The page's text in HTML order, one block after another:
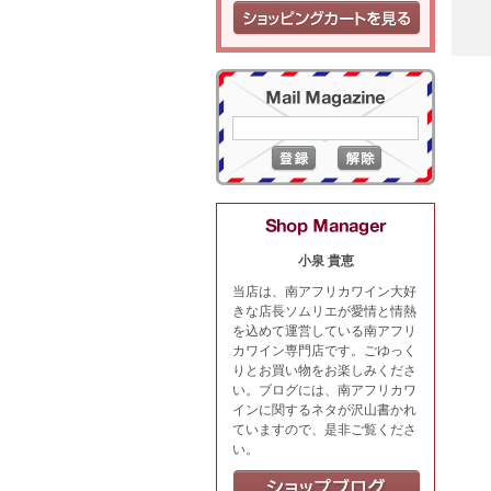
小泉 貴恵
当店は、南アフリカワイン大好
きな店長ソムリエが愛情と情熱
を込めて運営している南アフリ
カワイン専門店です。ごゆっく
りとお買い物をお楽しみくださ
い。ブログには、南アフリカワ
インに関するネタが沢山書かれ
ていますので、是非ご覧くださ
い。